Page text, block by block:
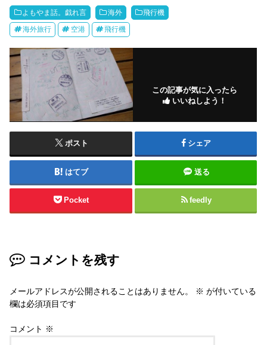
よもやま話。戯れ言 海外 飛行機
海外旅行 空港 飛行機
この記事が気に入ったら
いいねしよう！
ポスト シェア
はてブ 送る
Pocket feedly
コメントを残す
メールアドレスが公開されることはありません。 ※ が付いている
欄は必須項目です
コメント ※